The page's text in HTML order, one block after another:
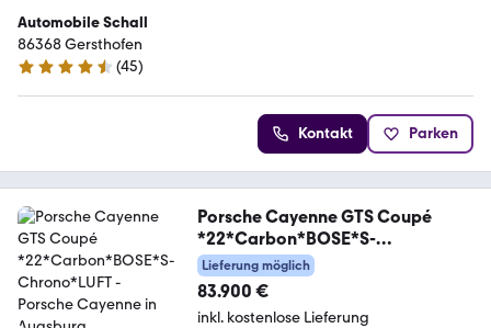
Automobile Schall
86368 Gersthofen
4.4 Sterne
(45)
Kontakt Parken
Porsche Cayenne GTS Coupé
*22*Carbon*BOSE*S-
Chrono*LUFT
Lieferung möglich
83.900 €
inkl. kostenlose Lieferung